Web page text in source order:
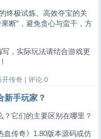
终极试炼。高效夺宝的关
断”，避免贪心与蛮干，方
，实际玩法请结合游戏更
传奇 | 评论:0
新手玩家？
？它们的主要区别在哪里？
血传奇》1.80版本源码或仿